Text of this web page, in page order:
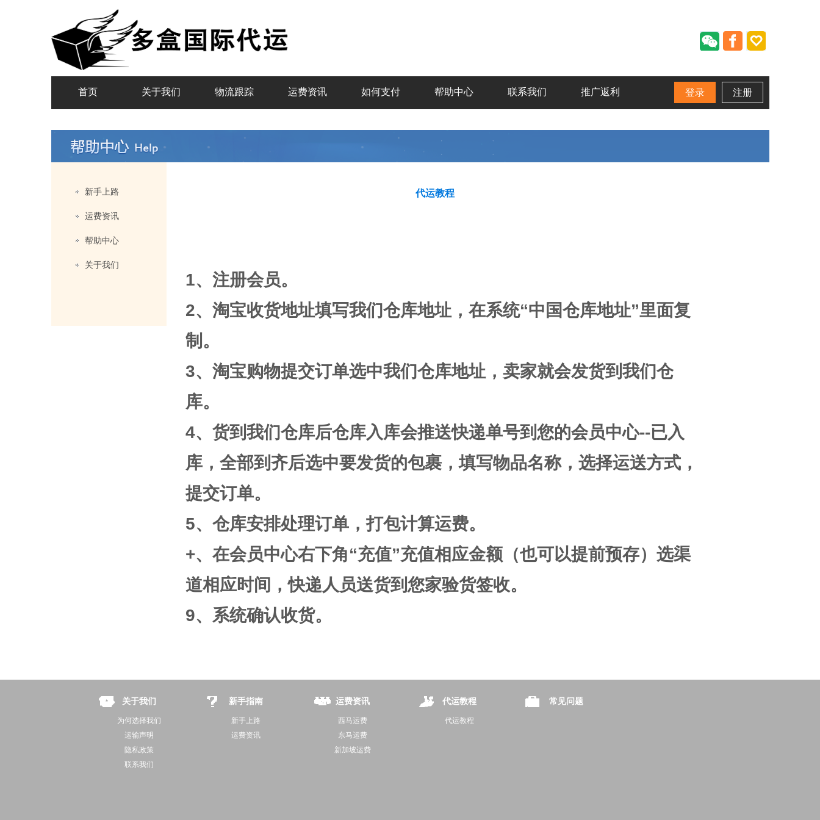
首页 关于我们 物流跟踪 运费资讯 如何支付 帮助中心 联系我们 推广返利 登录 注册
新手上路
运费资讯
帮助中心
关于我们
代运教程
1、注册会员。
2、淘宝收货地址填写我们仓库地址，在系统“中国仓库地址”里面复
制。
3、淘宝购物提交订单选中我们仓库地址，卖家就会发货到我们仓
库。
4、货到我们仓库后仓库入库会推送快递单号到您的会员中心--已入
库，全部到齐后选中要发货的包裹，填写物品名称，选择运送方式，
提交订单。
5、仓库安排处理订单，打包计算运费。
+、在会员中心右下角“充值”充值相应金额（也可以提前预存）选渠
道相应时间，快递人员送货到您家验货签收。
9、系统确认收货。
关于我们
为何选择我们
运输声明
隐私政策
联系我们
新手指南
新手上路
运费资讯
运费资讯
西马运费
东马运费
新加坡运费
代运教程
代运教程
常见问题